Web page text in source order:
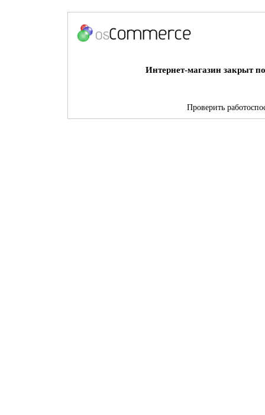
Интернет-магазин закрыт
Проверить